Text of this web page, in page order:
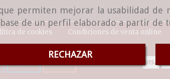
permiten mejorar la usabilidad de
de un perfil elaborado a partir de
RECHAZAR
de cookies Condiciones de venta online